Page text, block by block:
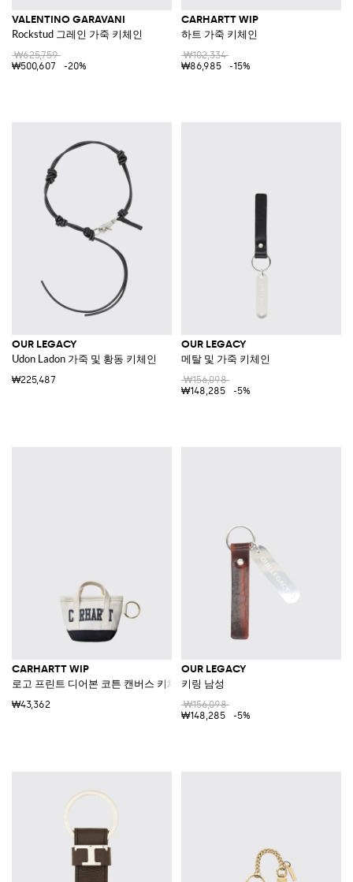
VALENTINO GARAVANI
Rockstud 그레인 가죽 키체인
₩625,759
₩500,607
-20%
CARHARTT WIP
하트 가죽 키체인
₩102,334
₩86,985
-15%
OUR LEGACY
Udon Ladon 가죽 및 황동 키체인
₩225,487
OUR LEGACY
메탈 및 가죽 키체인
₩156,098
₩148,285
-5%
CARHARTT WIP
로고 프린트 디어본 코튼 캔버스 키체인
₩43,362
OUR LEGACY
키링 남성
₩156,098
₩148,285
-5%